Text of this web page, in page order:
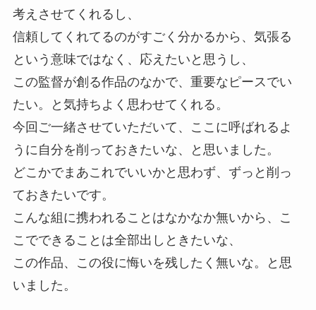
考えさせてくれるし、
信頼してくれてるのがすごく分かるから、気張る
という意味ではなく、応えたいと思うし、
この監督が創る作品のなかで、重要なピースでい
たい。と気持ちよく思わせてくれる。
今回ご一緒させていただいて、ここに呼ばれるよ
うに自分を削っておきたいな、と思いました。
どこかでまあこれでいいかと思わず、ずっと削っ
ておきたいです。
こんな組に携われることはなかなか無いから、こ
こでできることは全部出しときたいな、
この作品、この役に悔いを残したく無いな。と思
いました。